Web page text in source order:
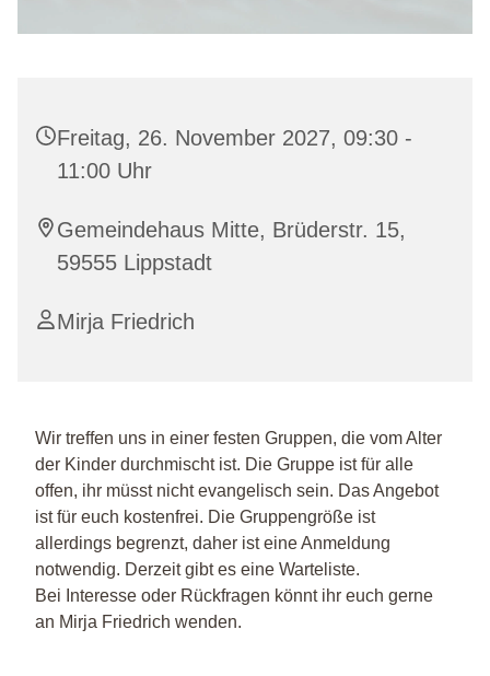
Freitag, 26. November 2027, 09:30 -
11:00 Uhr
Gemeindehaus Mitte, Brüderstr. 15,
59555 Lippstadt
Mirja Friedrich
Wir treffen uns in einer festen Gruppen, die vom Alter
der Kinder durchmischt ist. Die Gruppe ist für alle
offen, ihr müsst nicht evangelisch sein. Das Angebot
ist für euch kostenfrei. Die Gruppengröße ist
allerdings begrenzt, daher ist eine Anmeldung
notwendig. Derzeit gibt es eine Warteliste.
Bei Interesse oder Rückfragen könnt ihr euch gerne
an Mirja Friedrich wenden.